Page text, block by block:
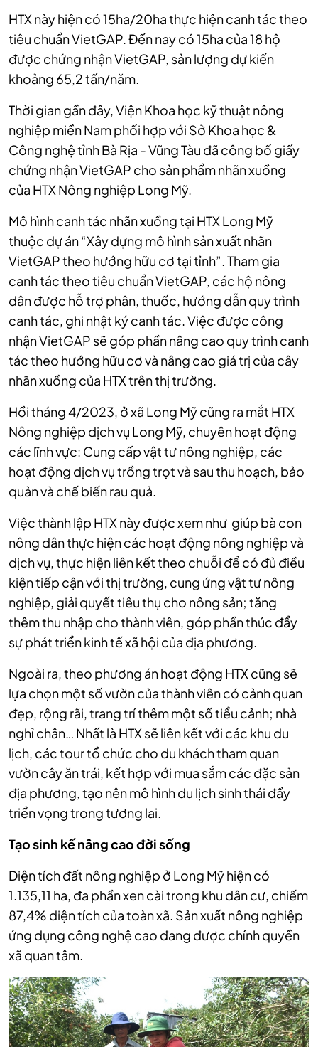
HTX này hiện có 15ha/20ha thực hiện canh tác theo
tiêu chuẩn VietGAP. Đến nay có 15ha của 18 hộ
được chứng nhận VietGAP, sản lượng dự kiến
khoảng 65,2 tấn/năm.
Thời gian gần đây, Viện Khoa học kỹ thuật nông
nghiệp miền Nam phối hợp với Sở Khoa học &
Công nghệ tỉnh Bà Rịa - Vũng Tàu đã công bố giấy
chứng nhận VietGAP cho sản phẩm nhãn xuồng
của HTX Nông nghiệp Long Mỹ.
Mô hình canh tác nhãn xuồng tại HTX Long Mỹ
thuộc dự án “Xây dựng mô hình sản xuất nhãn
VietGAP theo hướng hữu cơ tại tỉnh”. Tham gia
canh tác theo tiêu chuẩn VietGAP, các hộ nông
dân được hỗ trợ phân, thuốc, hướng dẫn quy trình
canh tác, ghi nhật ký canh tác. Việc được công
nhận VietGAP sẽ góp phần nâng cao quy trình canh
tác theo hướng hữu cơ và nâng cao giá trị của cây
nhãn xuồng của HTX trên thị trường.
Hồi tháng 4/2023, ở xã Long Mỹ cũng ra mắt HTX
Nông nghiệp dịch vụ Long Mỹ, chuyên hoạt động
các lĩnh vực: Cung cấp vật tư nông nghiệp, các
hoạt động dịch vụ trồng trọt và sau thu hoạch, bảo
quản và chế biến rau quả.
Việc thành lập HTX này được xem như giúp bà con
nông dân thực hiện các hoạt động nông nghiệp và
dịch vụ, thực hiện liên kết theo chuỗi để có đủ điều
kiện tiếp cận với thị trường, cung ứng vật tư nông
nghiệp, giải quyết tiêu thụ cho nông sản; tăng
thêm thu nhập cho thành viên, góp phần thúc đẩy
sự phát triển kinh tế xã hội của địa phương.
Ngoài ra, theo phương án hoạt động HTX cũng sẽ
lựa chọn một số vườn của thành viên có cảnh quan
đẹp, rộng rãi, trang trí thêm một số tiểu cảnh; nhà
nghỉ chân… Nhất là HTX sẽ liên kết với các khu du
lịch, các tour tổ chức cho du khách tham quan
vườn cây ăn trái, kết hợp với mua sắm các đặc sản
địa phương, tạo nên mô hình du lịch sinh thái đầy
triển vọng trong tương lai.
Tạosinh kế nâng cao đời sống
Diện tích đất nông nghiệp ở Long Mỹ hiện có
1.135,11 ha, đa phần xen cài trong khu dân cư, chiếm
87,4% diện tích của toàn xã. Sản xuất nông nghiệp
ứng dụng công nghệ cao đang được chính quyền
xã quan tâm.